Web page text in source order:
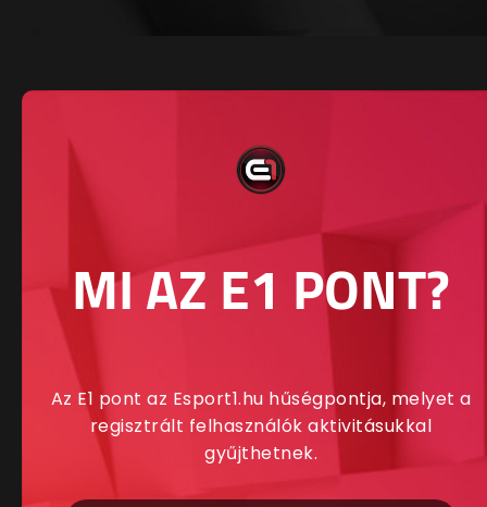
MI AZ E1 PONT?
Az E1 pont az Esport1.hu hűségpontja, melyet a
regisztrált felhasználók aktivitásukkal
gyűjthetnek.